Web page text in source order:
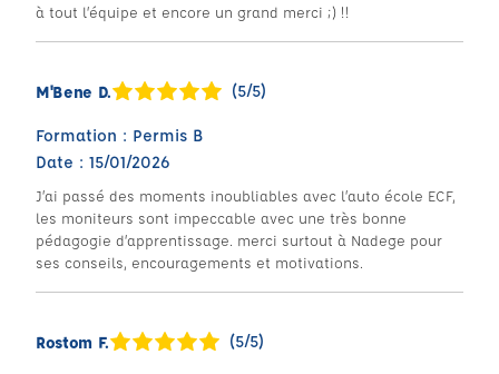
à tout l’équipe et encore un grand merci ;) !!
M'Bene D. (5/5)
Formation : Permis B
Date : 15/01/2026
J’ai passé des moments inoubliables avec l’auto école ECF,
les moniteurs sont impeccable avec une très bonne
pédagogie d’apprentissage. merci surtout à Nadege pour
ses conseils, encouragements et motivations.
Rostom F. (5/5)